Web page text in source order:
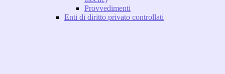
Provvedimenti
Enti di diritto privato controllati